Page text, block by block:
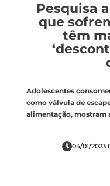
Pesquisa
que
têm
Adolescentes
como válvula de
alimentação, mostram
04/01/